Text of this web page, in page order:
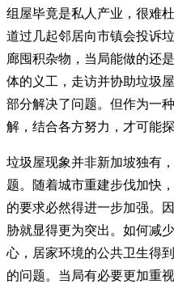
组屋毕竟是私人产业，很难
道过几起邻居向市镇会投诉
廊囤积杂物，当局能做的还
体的义工，走访并协助垃圾
部分解决了问题。但作为一
解，结合各方努力，才可能
垃圾屋现象并非新加坡独有
题。随着城市重建步伐加快
的要求必然得进一步加强。
胁就显得更为突出。如何减
心，居家环境的公共卫生得
的问题。当局有必要更加重